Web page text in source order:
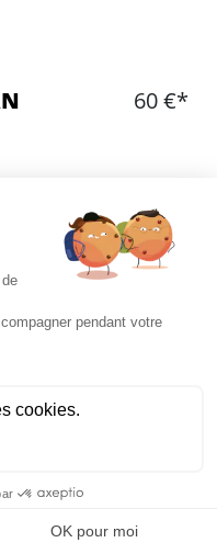
60 €*
privatisées dans une
bars et restaurants